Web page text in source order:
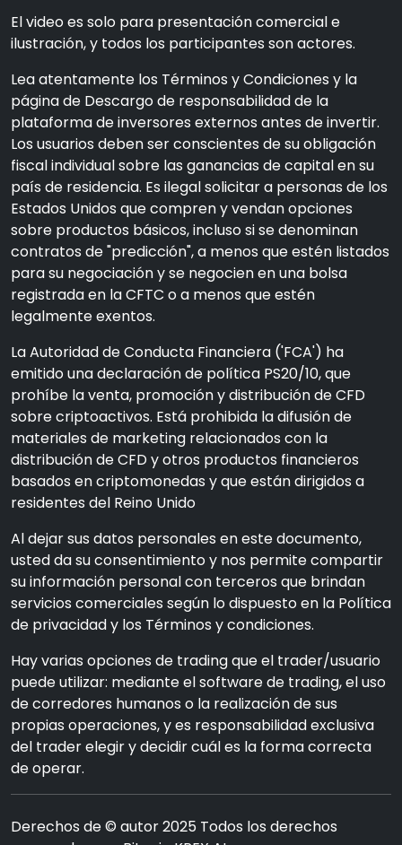
El video es solo para presentación comercial e
ilustración, y todos los participantes son actores.
Lea atentamente los Términos y Condiciones y la
página de Descargo de responsabilidad de la
plataforma de inversores externos antes de invertir.
Los usuarios deben ser conscientes de su obligación
fiscal individual sobre las ganancias de capital en su
país de residencia. Es ilegal solicitar a personas de los
Estados Unidos que compren y vendan opciones
sobre productos básicos, incluso si se denominan
contratos de "predicción", a menos que estén listados
para su negociación y se negocien en una bolsa
registrada en la CFTC o a menos que estén
legalmente exentos.
La Autoridad de Conducta Financiera ('FCA') ha
emitido una declaración de política PS20/10, que
prohíbe la venta, promoción y distribución de CFD
sobre criptoactivos. Está prohibida la difusión de
materiales de marketing relacionados con la
distribución de CFD y otros productos financieros
basados en criptomonedas y que están dirigidos a
residentes del Reino Unido
Al dejar sus datos personales en este documento,
usted da su consentimiento y nos permite compartir
su información personal con terceros que brindan
servicios comerciales según lo dispuesto en la Política
de privacidad y los Términos y condiciones.
Hay varias opciones de trading que el trader/usuario
puede utilizar: mediante el software de trading, el uso
de corredores humanos o la realización de sus
propias operaciones, y es responsabilidad exclusiva
del trader elegir y decidir cuál es la forma correcta
de operar.
Derechos de © autor 2025 Todos los derechos